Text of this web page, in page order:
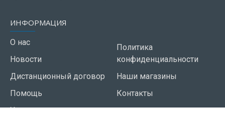
ИНФОРМАЦИЯ
О нас
Новости
Дистанционный договор
Помощь
Условия использования
Политика
конфиденциальности
Наши магазины
Контакты